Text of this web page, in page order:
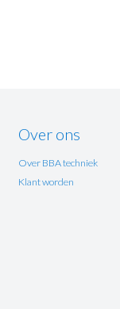
Over ons
Over BBA techniek
Klant worden